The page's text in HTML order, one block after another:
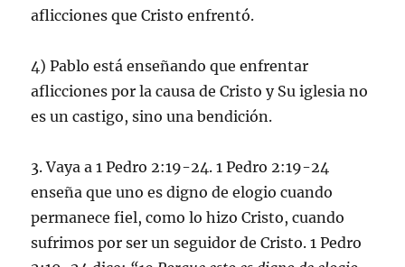
aflicciones que Cristo enfrentó.
4) Pablo está enseñando que enfrentar
aflicciones por la causa de Cristo y Su iglesia no
es un castigo, sino una bendición.
3. Vaya a 1 Pedro 2:19-24. 1 Pedro 2:19-24
enseña que uno es digno de elogio cuando
permanece fiel, como lo hizo Cristo, cuando
sufrimos por ser un seguidor de Cristo. 1 Pedro